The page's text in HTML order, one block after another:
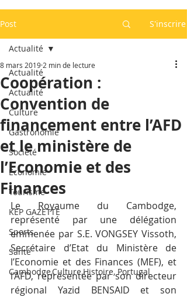
Post S'inscrire
Actualité
Actualité
Culture
Gastronomie
Société
Economie
Tourisme
KEP GAZETTE
Sports
Santé
Cambodge,Culture,Histoire, Portugal
Actualité
Coopération :
Convention de
financement entre l’AFD
et le ministère de
l’Economie et des
Finances
8 mars 2019 2 min de lecture
Le Royaume du Cambodge,
représenté par une délégation
emmenée par S.E. VONGSEY Vissoth,
Secrétaire d’Etat du Ministère de
l’Economie et des Finances (MEF), et
l’AFD, représentée par son directeur
régional Yazid BENSAID et son